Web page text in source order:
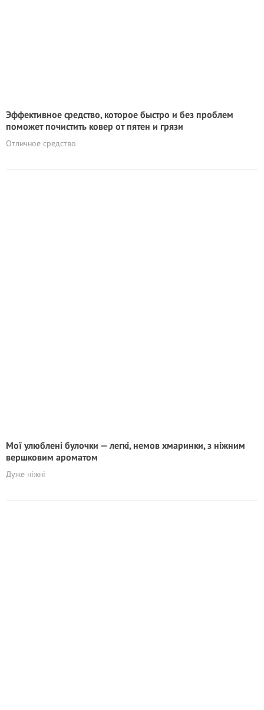
Эффективное средство, которое быстро и без проблем
поможет почистить ковер от пятен и грязи
Отличное средство
Мої улюблені булочки — легкі, немов хмаринки, з ніжним
вершковим ароматом
Дуже нiжнi